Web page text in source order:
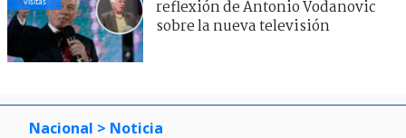
reflexión de Antonio Vodanovic
sobre la nueva televisión
Nacional > Noticia